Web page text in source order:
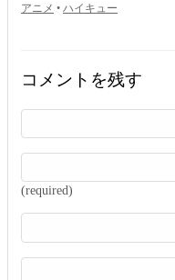
アニメ • ハイキュー
コメントを残す
(required)